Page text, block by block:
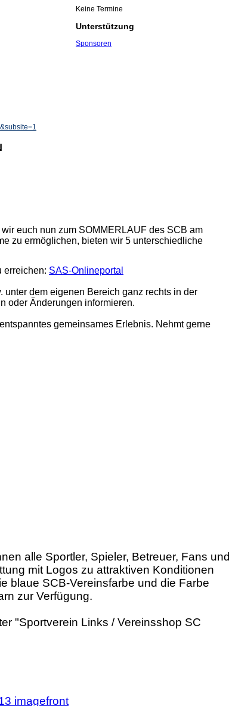
Keine Termine
Unterstützung
Sponsoren
euch nun zum SOMMERLAUF des SCB am
zu ermöglichen, bieten wir 5 unterschiedliche
erreichen: SAS-Onlineportal
dem eigenen Bereich ganz rechts in der
oder Änderungen informieren.
gemeinsames Erlebnis. Nehmt gerne
alle Sportler, Spieler, Betreuer, Fans und
mit Logos zu attraktiven Konditionen
blaue SCB-Vereinsfarbe und die Farbe
zur Verfügung.
"Sportverein Links / Vereinsshop SC